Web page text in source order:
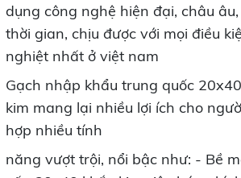
dụng công nghệ hiện đại, châu
thời gian, chịu được với mọi điều
nghiệt nhất ở việt nam
Gạch nhập khẩu trung quốc
kim mang lại nhiều lợi ích cho
hợp nhiều tính
năng vượt trội, nổi bậc như: - Bề